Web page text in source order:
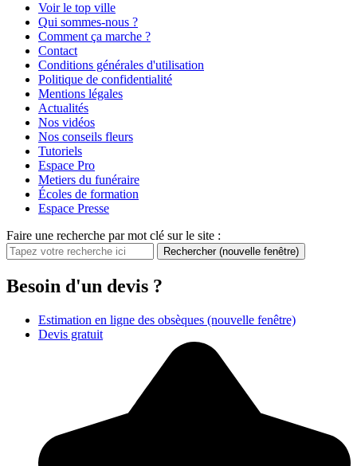
Voir le top ville
Qui sommes-nous ?
Comment ça marche ?
Contact
Conditions générales d'utilisation
Politique de confidentialité
Mentions légales
Actualités
Nos vidéos
Nos conseils fleurs
Tutoriels
Espace Pro
Metiers du funéraire
Écoles de formation
Espace Presse
Faire une recherche par mot clé sur le site :
Rechercher (nouvelle fenêtre)
Besoin d'un devis ?
Estimation en ligne des obsèques (nouvelle fenêtre)
Devis gratuit